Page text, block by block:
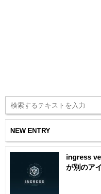
NEW ENTRY
ingress
が別のア